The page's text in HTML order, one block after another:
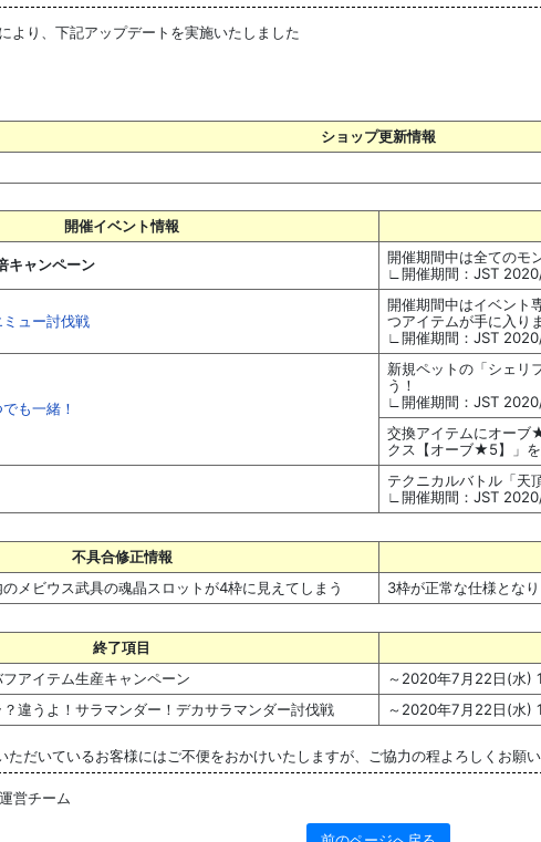
より、下記アップデートを実施いたしました
ショップ更新情報
開催イベント情報
キャンペーン
開催期間中は全てのモ
∟開催期間：JST
ュー討伐戦
開催期間中はイベント
つアイテムが手に入り
∟開催期間：JST
も一緒！
新規ペットの「シェリ
う！
∟開催期間：JST
交換アイテムにオーブ
クス【オーブ★5】」
テクニカルバトル「天
∟開催期間：JST
不具合修正情報
メビウス武具の魂晶スロットが4枠に見えてしまう
3枠が正常な仕様とな
終了項目
フアイテム生産キャンペーン
～2020年7月22日(水)
？違うよ！サラマンダー！デカサラマンダー討伐戦
～2020年7月22日(水)
ただいているお客様にはご不便をおかけいたしますが、ご協力の程よろしくお願い
営チーム